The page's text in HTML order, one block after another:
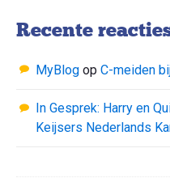
Recente
MyBlog op C-meiden
In Gesprek: Harry en
Keijsers Nederlands